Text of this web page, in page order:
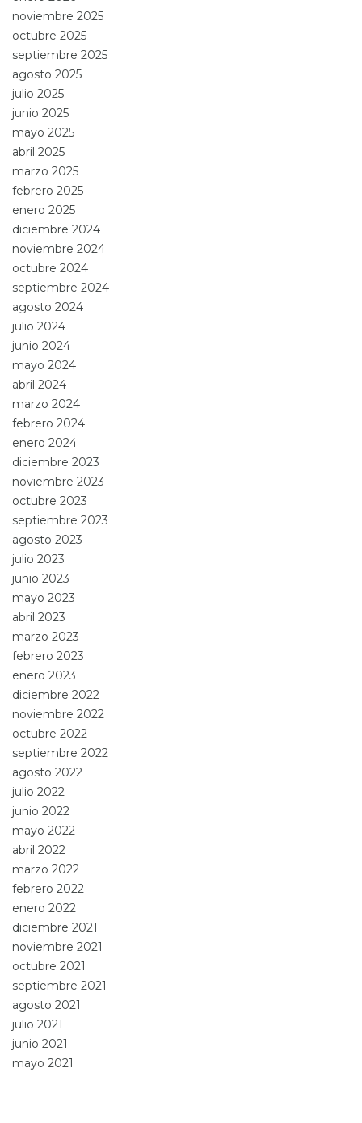
noviembre 2025
octubre 2025
septiembre 2025
agosto 2025
julio 2025
junio 2025
mayo 2025
abril 2025
marzo 2025
febrero 2025
enero 2025
diciembre 2024
noviembre 2024
octubre 2024
septiembre 2024
agosto 2024
julio 2024
junio 2024
mayo 2024
abril 2024
marzo 2024
febrero 2024
enero 2024
diciembre 2023
noviembre 2023
octubre 2023
septiembre 2023
agosto 2023
julio 2023
junio 2023
mayo 2023
abril 2023
marzo 2023
febrero 2023
enero 2023
diciembre 2022
noviembre 2022
octubre 2022
septiembre 2022
agosto 2022
julio 2022
junio 2022
mayo 2022
abril 2022
marzo 2022
febrero 2022
enero 2022
diciembre 2021
noviembre 2021
octubre 2021
septiembre 2021
agosto 2021
julio 2021
junio 2021
mayo 2021